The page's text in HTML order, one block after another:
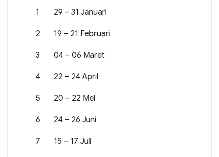
1 29 – 31 Januari
2 19 – 21 Februari
3 04 – 06 Maret
4 22 – 24 April
5 20 – 22 Mei
6 24 – 26 Juni
7 15 – 17 Juli